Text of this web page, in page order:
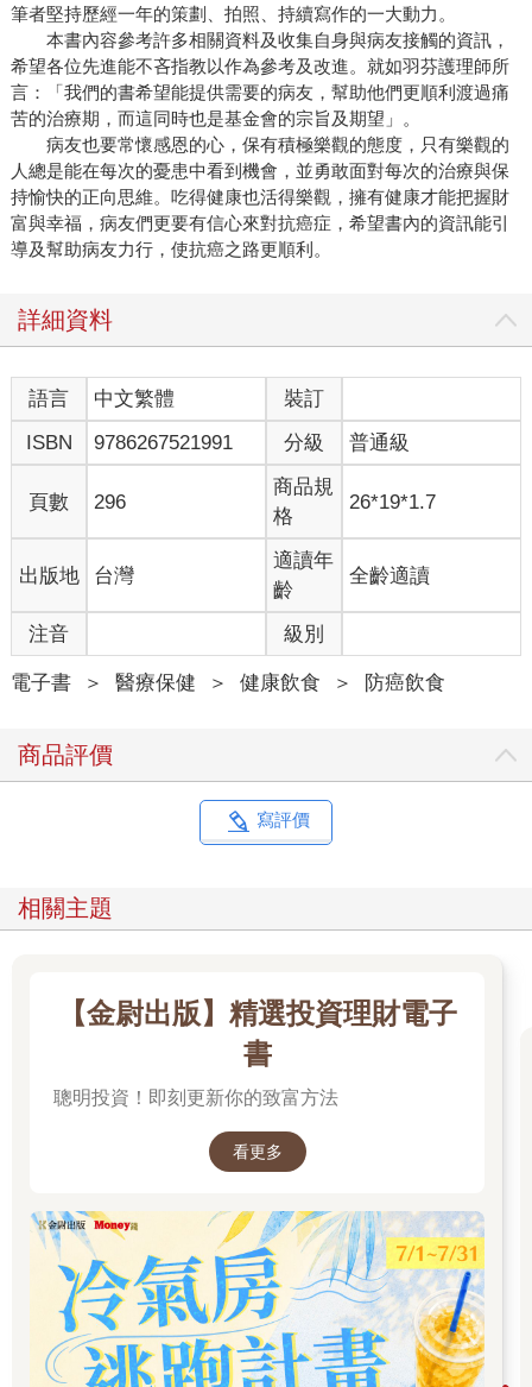
筆者堅持歷經一年的策劃、拍照、持續寫作的一大動力。
本書內容參考許多相關資料及收集自身與病友接觸的資訊，
希望各位先進能不吝指教以作為參考及改進。就如羽芬護理師所
言：「我們的書希望能提供需要的病友，幫助他們更順利渡過痛
苦的治療期，而這同時也是基金會的宗旨及期望」。
病友也要常懷感恩的心，保有積極樂觀的態度，只有樂觀的
人總是能在每次的憂患中看到機會，並勇敢面對每次的治療與保
持愉快的正向思維。吃得健康也活得樂觀，擁有健康才能把握財
富與幸福，病友們更要有信心來對抗癌症，希望書內的資訊能引
導及幫助病友力行，使抗癌之路更順利。
詳細資料
語言 中文繁體
裝訂
ISBN
9786267521991 分級 普通級
頁數 296
商品規
格
26*19*1.7
出版地 台灣
適讀年
齡
全齡適讀
注音 級別
電子書 ＞ 醫療保健 ＞ 健康飲食 ＞ 防癌飲食
商品評價
寫評價
相關主題
【金尉出版】精選投資理財電子
書
聰明投資！即刻更新你的致富方法
看更多